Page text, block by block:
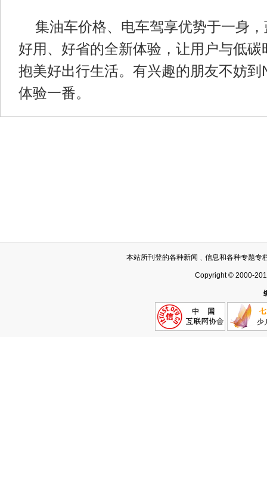
集油车价格、电车驾享优势于一身
好用、好省的全新体验，让用户与低
抱美好出行生活。有兴趣的朋友不妨到
体验一番。
本站所刊登的各种新闻﹑信息和各种专题专
Copyright © 2000-